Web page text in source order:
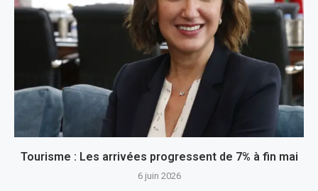
Tourisme : Les arrivées progressent de 7% à fin mai
6 juin 2026